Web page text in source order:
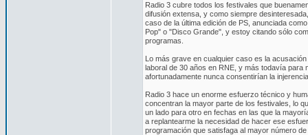
Radio 3 cubre todos los festivales que
difusión extensa, y como siempre
caso de la última edición de PS, anunciada
Pop" o "Disco Grande", y estoy citando sólo
programas.
Lo más grave en cualquier caso es la
laboral de 30 años en RNE, y más todavía para
afortunadamente nunca consentirían la
Radio 3 hace un enorme esfuerzo técnico y
concentran la mayor parte de los festivales, lo
un lado para otro en fechas en las que la
a replantearme la necesidad de hacer ese
programación que satisfaga al mayor número